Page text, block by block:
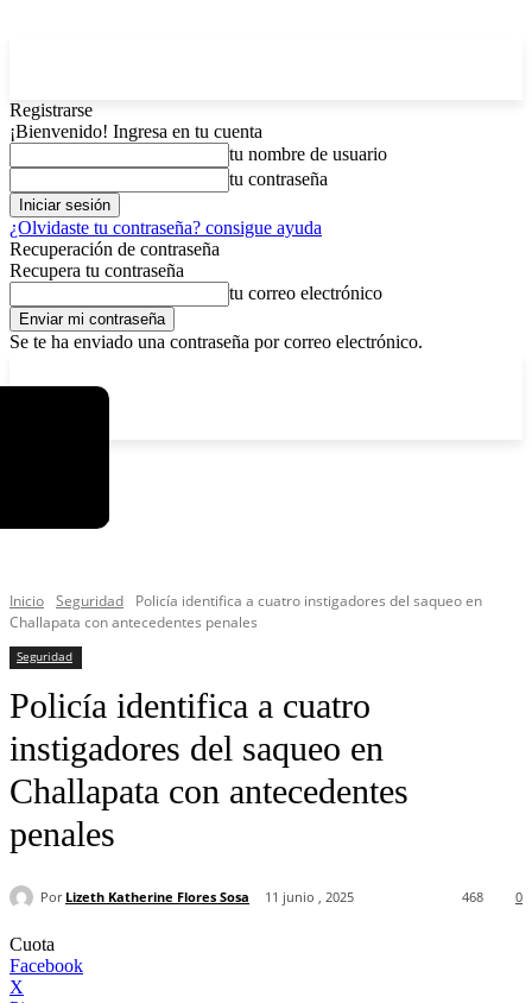
Registrarse
¡Bienvenido! Ingresa en tu cuenta
tu nombre de usuario
tu contraseña
¿Olvidaste tu contraseña? consigue ayuda
Recuperación de contraseña
Recupera tu contraseña
tu correo electrónico
Se te ha enviado una contraseña por correo electrónico.
Inicio Seguridad
Policía identifica a cuatro instigadores del saqueo en
Challapata con antecedentes penales
Seguridad
Policía identifica a cuatro
instigadores del saqueo en
Challapata con antecedentes
penales
Por Lizeth Katherine Flores Sosa 11 junio , 2025 0
468
Cuota
Facebook
X